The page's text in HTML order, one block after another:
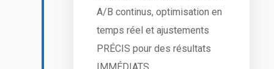
A/B continus, optimisation en
temps réel et ajustements
PRÉCIS pour des résultats